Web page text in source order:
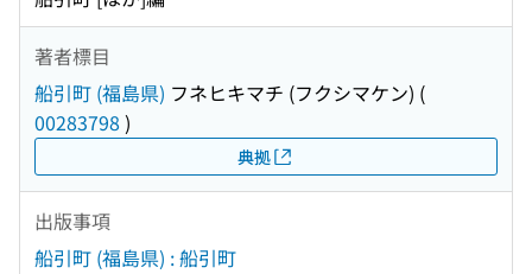
著者標目
船引町 (福島県) フネヒキマチ (フクシマケン) (
00283798 )
典拠
出版事項
船引町 (福島県) : 船引町